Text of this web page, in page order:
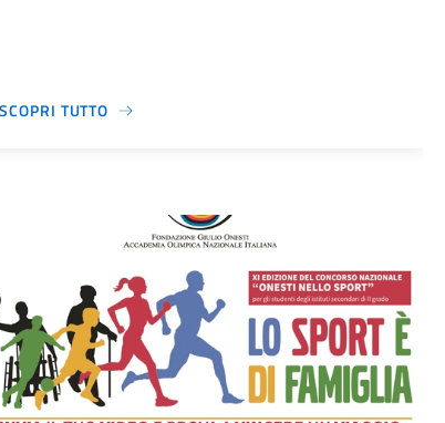
SCOPRI TUTTO